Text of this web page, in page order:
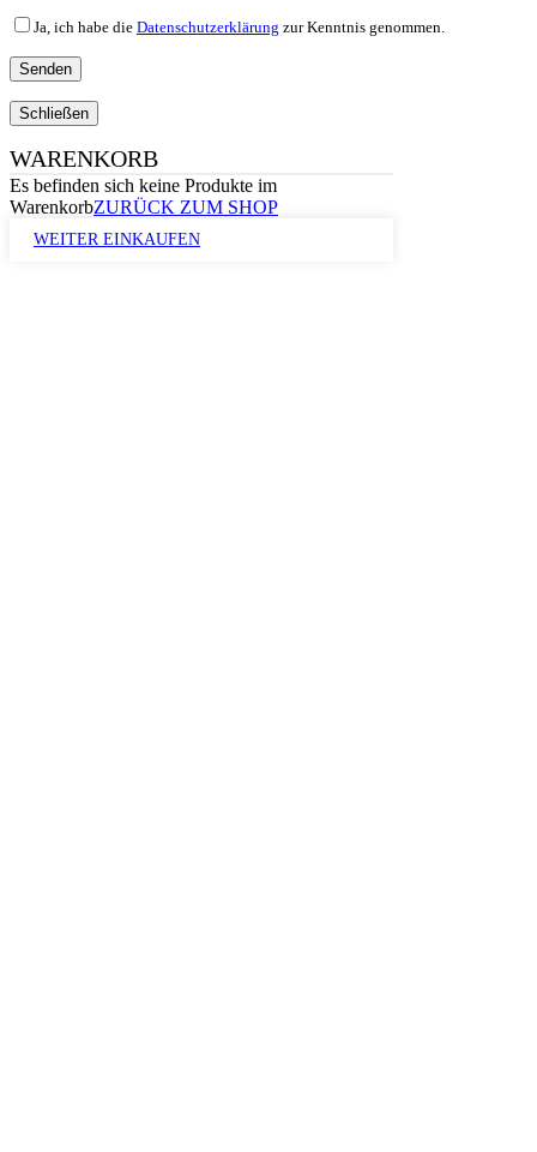
Ja, ich habe die Datenschutzerklärung zur Kenntnis genommen.
Schließen
WARENKORB
Es befinden sich keine Produkte im
WarenkorbZURÜCK ZUM SHOP
WEITER EINKAUFEN